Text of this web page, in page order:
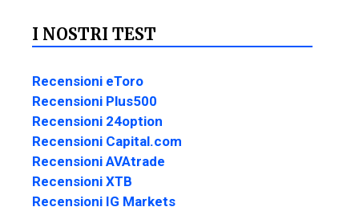
I NOSTRI TEST
Recensioni eToro
Recensioni Plus500
Recensioni 24option
Recensioni Capital.com
Recensioni AVAtrade
Recensioni XTB
Recensioni IG Markets